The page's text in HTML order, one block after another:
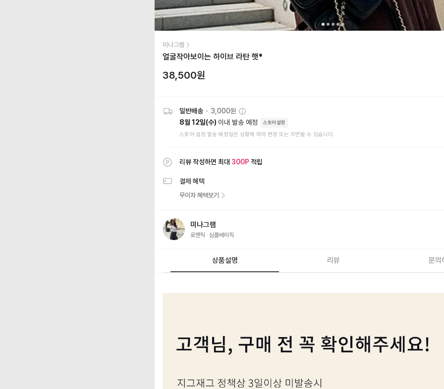
미나그램
얼굴작아보이는 하이브 라탄 햇*
38,500원
일반배송 • 3,000원
8월 12일(수) 이내 발송 예정 스토어설정
스토어 설정 발송 예정일은 상황에 따라 변경 또는 지연될 수 있습니다.
리뷰 작성하면 최대 300P 적립
결제 혜택
무이자 혜택보기
미나그램
로맨틱 심플베이직
상품설명 리뷰 문의